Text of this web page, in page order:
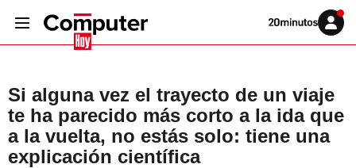
Volver
Iniciar
sesión
Si alguna vez el trayecto de un viaje
te ha parecido más corto a la ida que
a la vuelta, no estás solo: tiene una
explicación científica